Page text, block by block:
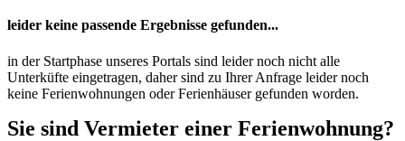
leider keine passende Ergebnisse gefunden...
in der Startphase unseres Portals sind leider noch nicht alle
Unterküfte eingetragen, daher sind zu Ihrer Anfrage leider noch
keine Ferienwohnungen oder Ferienhäuser gefunden worden.
Sie sind Vermieter einer Ferienwohnung?